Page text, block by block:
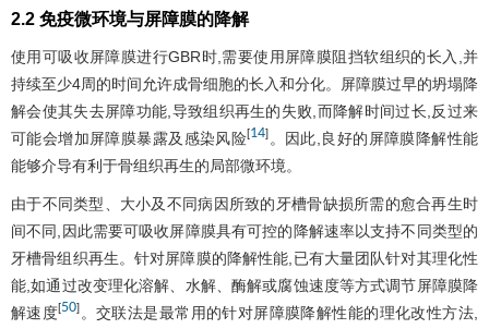
2.2 免疫微环境与屏障膜的降解
使用可吸收屏障膜进行GBR时,需要使用屏障膜阻挡软组织的长入,并
持续至少4周的时间允许成骨细胞的长入和分化。屏障膜过早的坍塌降
解会使其失去屏障功能,导致组织再生的失败,而降解时间过长,反过来
可能会增加屏障膜暴露及感染风险[14] 。因此,良好的屏障膜降解性能
能够介导有利于骨组织再生的局部微环境。
由于不同类型、大小及不同病因所致的牙槽骨缺损所需的愈合再生时
间不同,因此需要可吸收屏障膜具有可控的降解速率以支持不同类型的
牙槽骨组织再生。针对屏障膜的降解性能,已有大量团队针对其理化性
能,如通过改变理化溶解、水解、酶解或腐蚀速度等方式调节屏障膜降
解速度[50] 。交联法是最常用的针对屏障膜降解性能的理化改性方法,